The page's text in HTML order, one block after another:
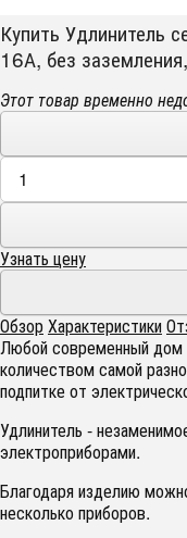
Купить Удлинитель
16А, без
Этот товар временно
Узнать цену
ОбзорХарактеристики
Любой современный дом
количеством самой
подпитке от
Удлинитель -
электроприборами.
Благодаря изделию
несколько приборов.